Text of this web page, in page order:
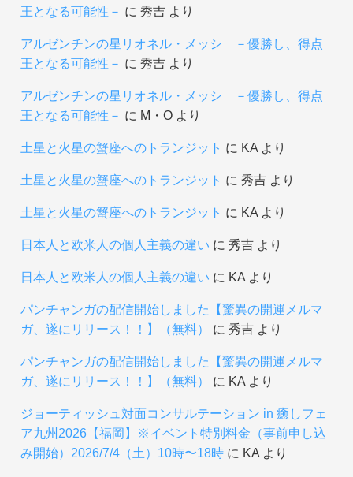
王となる可能性－ に 秀吉より
アルゼンチンの星リオネル・メッシ －優勝し、得点
王となる可能性－ に 秀吉より
アルゼンチンの星リオネル・メッシ －優勝し、得点
王となる可能性－ に М・Оより
土星と火星の蟹座へのトランジット に KAより
土星と火星の蟹座へのトランジット に 秀吉より
土星と火星の蟹座へのトランジット に KAより
日本人と欧米人の個人主義の違い に 秀吉より
日本人と欧米人の個人主義の違い に KAより
パンチャンガの配信開始しました【驚異の開運メルマ
ガ、遂にリリース！！】（無料）
に 秀吉より
パンチャンガの配信開始しました【驚異の開運メルマ
ガ、遂にリリース！！】（無料）
に KAより
ジョーティッシュ対面コンサルテーション in 癒しフェ
ア九州2026【福岡】※イベント特別料金（事前申し込
み開始）2026/7/4（土）10時〜18時に KAより